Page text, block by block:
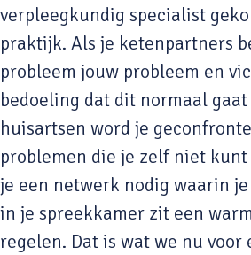
verpleegkundig specialist
praktijk. Als je ketenpartners
probleem jouw probleem en
bedoeling dat dit normaal
huisartsen word je
problemen die je zelf niet kunt
je een netwerk nodig waarin
in je spreekkamer zit een
regelen. Dat is wat we nu voor